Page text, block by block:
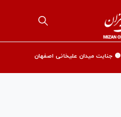
🟡 جنایت میدان علیخانی اصفهان